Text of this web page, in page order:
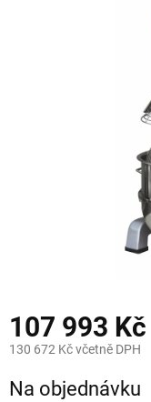
107 993 Kč
130 672 Kč včetně DPH
cena:
Na objednávku